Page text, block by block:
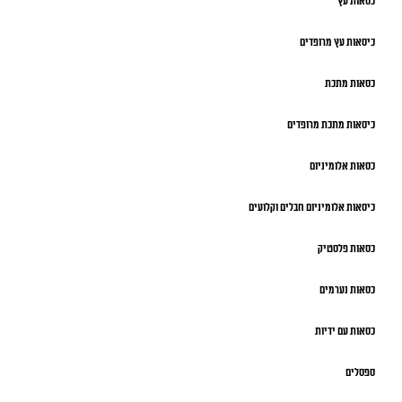
כיסאות עץ מרופדים
כסאות מתכת
כיסאות מתכת מרופדים
כסאות אלומיניום
כיסאות אלומיניום חבלים וקלועים
כסאות פלסטיק
כסאות נערמים
כסאות עם ידיות
ספסלים